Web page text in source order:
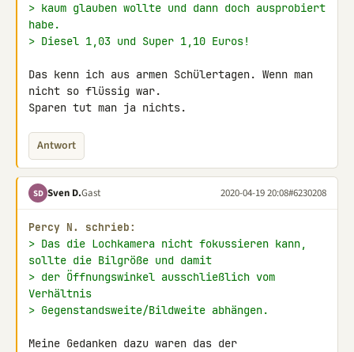
> kaum glauben wollte und dann doch ausprobiert
habe.
> Diesel 1,03 und Super 1,10 Euros!
Das kenn ich aus armen Schülertagen. Wenn man
nicht so flüssig war.
Sparen tut man ja nichts.
Antwort
SD Sven D.Gast 2020-04-19 20:08#6230208
Percy N. schrieb:
> Das die Lochkamera nicht fokussieren kann,
sollte die Bilgröße und damit
> der Öffnungswinkel ausschließlich vom
Verhältnis
> Gegenstandsweite/Bildweite abhängen.
Meine Gedanken dazu waren das der